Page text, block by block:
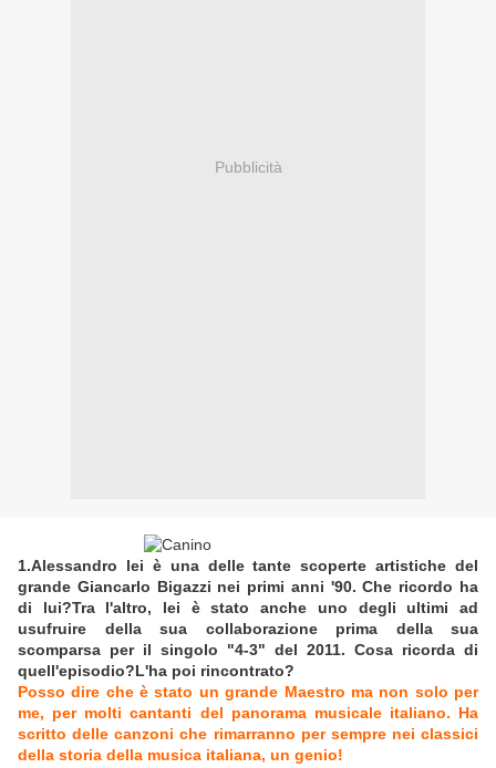
Pubblicità
1.Alessandro lei è una delle tante scoperte artistiche del
grande Giancarlo Bigazzi nei primi anni '90. Che ricordo ha
di lui?Tra l'altro, lei è stato anche uno degli ultimi ad
usufruire della sua collaborazione prima della sua
scomparsa per il singolo "4-3" del 2011. Cosa ricorda di
quell'episodio?L'ha poi rincontrato?
Posso dire che è stato un grande Maestro ma non solo per
me, per molti cantanti del panorama musicale italiano. Ha
scritto delle canzoni che rimarranno per sempre nei classici
della storia della musica italiana, un genio!